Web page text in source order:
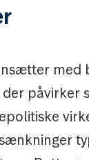
med
påvirker